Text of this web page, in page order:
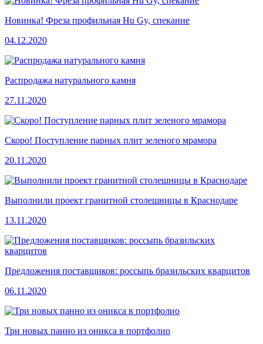
Новинка! Фреза профильная Hu Gy, спекание
04.12.2020
Распродажа натурального камня
27.11.2020
Скоро! Поступление парных плит зеленого мрамора
20.11.2020
Выполнили проект гранитной столешницы в Краснодаре
13.11.2020
Предложения поставщиков: россыпь бразильских кварцитов
06.11.2020
Три новых панно из оникса в портфолио